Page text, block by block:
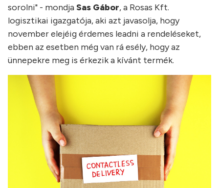
sorolni" - mondjaSas Gábor, a Rosas Kft.
logisztikai igazgatója, aki azt javasolja, hogy
november elejéig érdemes leadni a rendeléseket,
ebben az esetben még van rá esély, hogy az
ünnepekre meg is érkezik a kívánt termék.